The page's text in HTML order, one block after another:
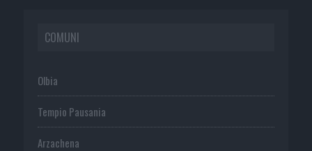
COMUNI
Olbia
Tempio Pausania
Arzachena